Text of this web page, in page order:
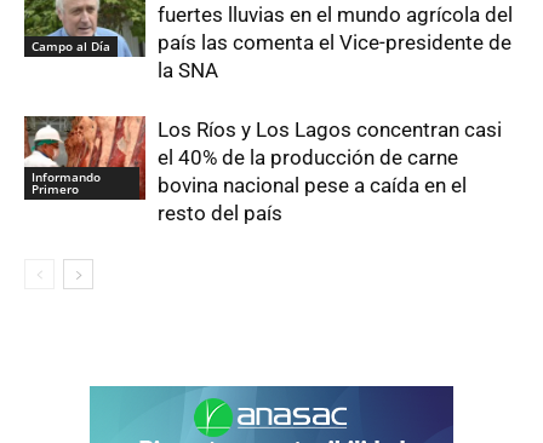
Campo al Día
fuertes lluvias en el mundo agrícola del
país las comenta el Vice-presidente de
la SNA
Informando
Primero
Los Ríos y Los Lagos concentran casi
el 40% de la producción de carne
bovina nacional pese a caída en el
resto del país